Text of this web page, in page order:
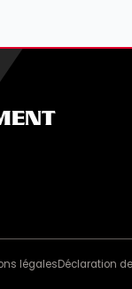
légalesDéclaration